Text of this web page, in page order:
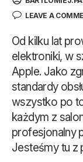
LEAVE A
Od kilku lat
elektroniki, w
Apple. Jako
standardy
wszystko po
każdym z
profesjonalny
Jesteśmy tu z